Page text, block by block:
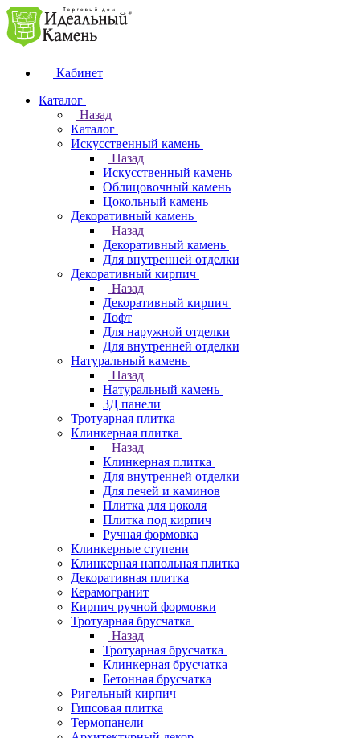
Кабинет
Каталог
Назад
Каталог
Искусственный камень
Назад
Искусственный камень
Облицовочный камень
Цокольный камень
Декоративный камень
Назад
Декоративный камень
Для внутренней отделки
Декоративный кирпич
Назад
Декоративный кирпич
Лофт
Для наружной отделки
Для внутренней отделки
Натуральный камень
Назад
Натуральный камень
3Д панели
Тротуарная плитка
Клинкерная плитка
Назад
Клинкерная плитка
Для внутренней отделки
Для печей и каминов
Плитка для цоколя
Плитка под кирпич
Ручная формовка
Клинкерные ступени
Клинкерная напольная плитка
Декоративная плитка
Керамогранит
Кирпич ручной формовки
Тротуарная брусчатка
Назад
Тротуарная брусчатка
Клинкерная брусчатка
Бетонная брусчатка
Ригельный кирпич
Гипсовая плитка
Термопанели